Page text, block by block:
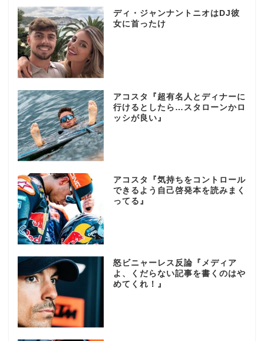
ディ・ジャンナントニオはDJ彼
女に首ったけ
アコスタ『超有名人とディナーに
行けるとしたら…スタローンかロ
ッシが良い』
アコスタ『気持ちをコントロール
できるよう自己啓発本を読みまく
ってる』
怒ビニャーレス反論『メディア
よ、くだらない記事を書くのはや
めてくれ！』